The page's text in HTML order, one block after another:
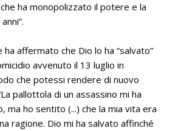
ha monopolizzato il potere e la
affermato che Dio lo ha “salvato”
avvenuto il 13 luglio in
che potessi rendere di nuovo
pallottola di un assassino mi ha
ma ho sentito (...) che la mia vita era
ragione. Dio mi ha salvato affinché